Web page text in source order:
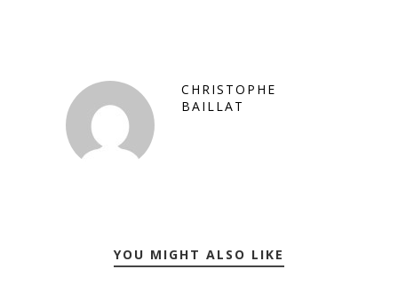
CHRISTOPHE
BAILLAT
YOU MIGHT ALSO LIKE